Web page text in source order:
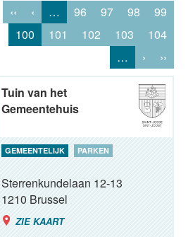
‹‹
‹ … 96 97 98
99
100
101 102 103
104
…
› ››
Tuin van het
Gemeentehuis
GEMEENTELIJK PARKEN
Sterrenkundelaan 12-13
1210Brussel
ZIE KAART